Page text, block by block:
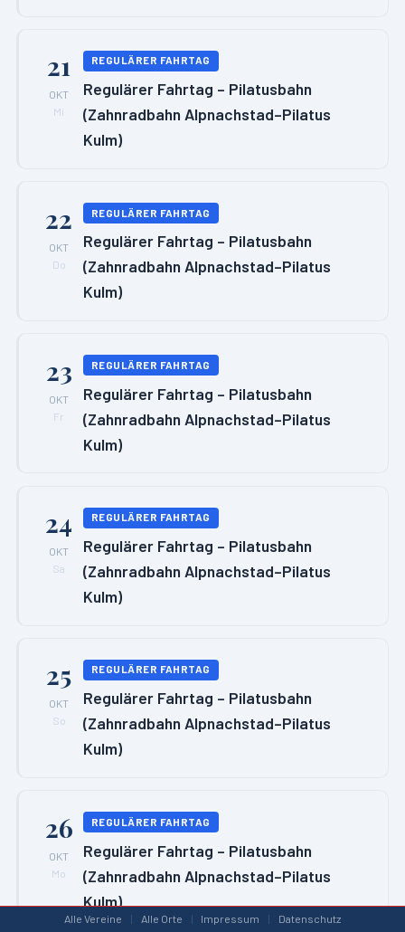
21
OKT
Mi
REGULÄRER FAHRTAG
Regulärer Fahrtag – Pilatusbahn
(Zahnradbahn Alpnachstad–Pilatus
Kulm)
22
OKT
Do
REGULÄRER FAHRTAG
Regulärer Fahrtag – Pilatusbahn
(Zahnradbahn Alpnachstad–Pilatus
Kulm)
23
OKT
Fr
REGULÄRER FAHRTAG
Regulärer Fahrtag – Pilatusbahn
(Zahnradbahn Alpnachstad–Pilatus
Kulm)
24
OKT
Sa
REGULÄRER FAHRTAG
Regulärer Fahrtag – Pilatusbahn
(Zahnradbahn Alpnachstad–Pilatus
Kulm)
25
OKT
So
REGULÄRER FAHRTAG
Regulärer Fahrtag – Pilatusbahn
(Zahnradbahn Alpnachstad–Pilatus
Kulm)
26
OKT
Mo
REGULÄRER FAHRTAG
Regulärer Fahrtag – Pilatusbahn
(Zahnradbahn Alpnachstad–Pilatus
Kulm)
Alle Vereine | Alle Orte | Impressum | Datenschutz